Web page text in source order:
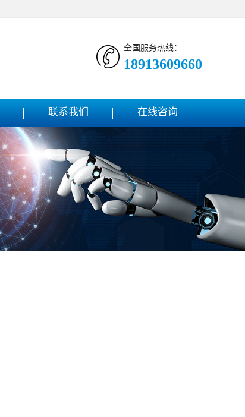
全国服务热线：
18913609660
联系我们 在线咨询